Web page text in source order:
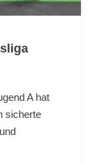
A hat
sicherte